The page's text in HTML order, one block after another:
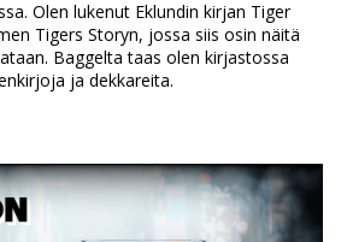
Olen lukenut Eklundin kirjan Tiger
Tigers Storyn, jossa siis osin näitä
Baggelta taas olen kirjastossa
ja dekkareita.